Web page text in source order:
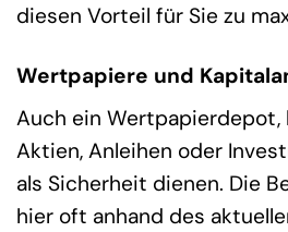
diesen Vorteil für Sie zu
Wertpapiere und
Auch ein Wertpapierdepot,
Aktien, Anleihen oder
als Sicherheit dienen. Die
hier oft anhand des